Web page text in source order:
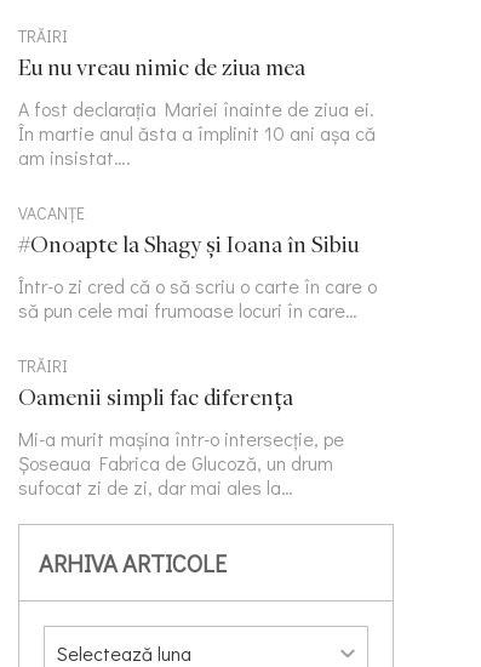
TRĂIRI
Eu nu vreau nimic de ziua mea
A fost declarația Mariei înainte de ziua ei.
În martie anul ăsta a împlinit 10 ani așa că
am insistat….
VACANȚE
#Onoapte la Shagy și Ioana în Sibiu
Într-o zi cred că o să scriu o carte în care o
să pun cele mai frumoase locuri în care…
TRĂIRI
Oamenii simpli fac diferența
Mi-a murit mașina într-o intersecție, pe
Șoseaua Fabrica de Glucoză, un drum
sufocat zi de zi, dar mai ales la…
ARHIVA ARTICOLE